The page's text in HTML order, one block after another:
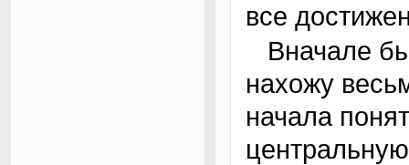
все
Вначале был EDSAC в Кембридже, Англия, и я
нахожу
начала